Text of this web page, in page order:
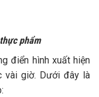
phẩm
điển hình xuất hiện
vài giờ. Dưới đây là